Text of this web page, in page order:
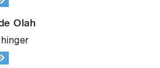
Olah